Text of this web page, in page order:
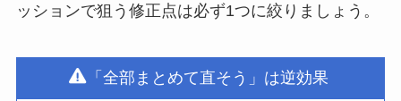
ッションで狙う修正点は必ず1つに絞りましょう。
「全部まとめて直そう」は逆効果